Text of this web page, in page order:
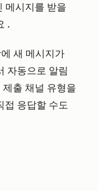
메시지를 받을
.
새 메시지가
자동으로 알림
출 채널 유형을
응답할 수도